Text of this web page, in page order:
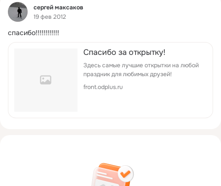
Фид
сергей максаков
19 фев 2012
спасибо!!!!!!!!!!!!
Спасибо за открытку!
Здесь самые лучшие открытки на любой
праздник для любимых друзей!
front.odplus.ru